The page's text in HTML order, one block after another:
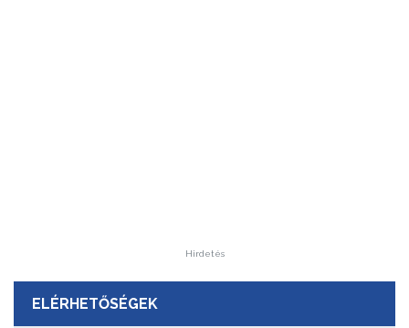
Hirdetés
ELÉRHETŐSÉGEK